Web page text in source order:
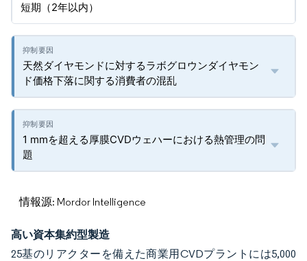
短期（2年以内）
天然ダイヤモンドに対するラボグロウンダイヤモン
ド価格下落に関する消費者の混乱
1 mmを超える厚膜CVDウェハーにおける熱管理の問
題
情報源: Mordor Intelligence
高い資本集約型製造
25基のリアクターを備えた商業用CVDプラントには5,000